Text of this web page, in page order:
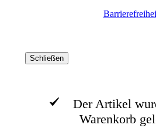
Schließen
Der Artikel
Warenkorb